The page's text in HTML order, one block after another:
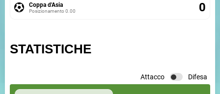
Coppa d'Asia
Posizionamento0.00 0
STATISTICHE
Attacco Difesa